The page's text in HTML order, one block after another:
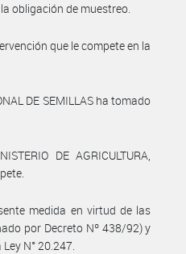
obligación de muestreo.
que le compete en la
DE SEMILLAS ha tomado
DE AGRICULTURA,
medida en virtud de las
por Decreto Nº 438/92) y
N° 20.247.